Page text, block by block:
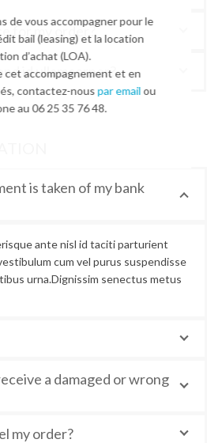
de vous accompagner pour le
bail (leasing) et la location
d’achat (LOA).
cet accompagnement et en
contactez-nouspar emailou
au 06 25 35 76 48.
for my order?
id ullamcorper?
is taken of my bank
ante nisl id taciti parturient
cum vel purus suspendisse
urna.Dignissim senectus metus
a damaged or wrong
my order?